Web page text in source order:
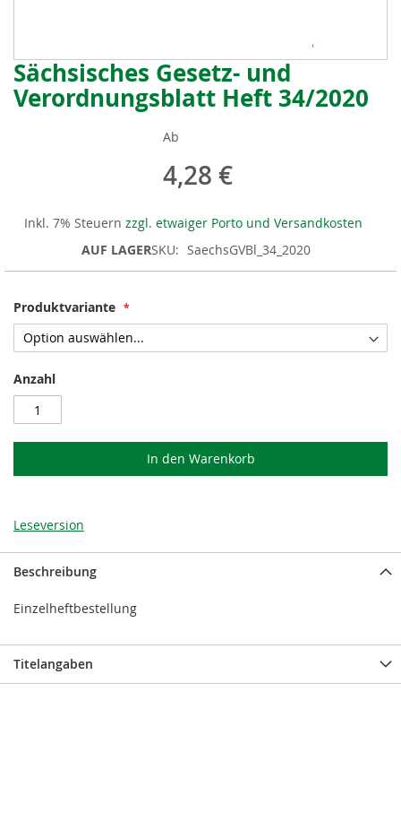
Sächsisches Gesetz- und
Verordnungsblatt Heft 34/2020
Ab
4,28 €
Inkl. 7% Steuern zzgl. etwaiger Porto und Versandkosten
AUF LAGERSKU SaechsGVBl_34_2020
Produktvariante
Anzahl
In den Warenkorb
Leseversion
Zum
Anfang
der
Beschreibung
Einzelheftbestellung
Titelangaben